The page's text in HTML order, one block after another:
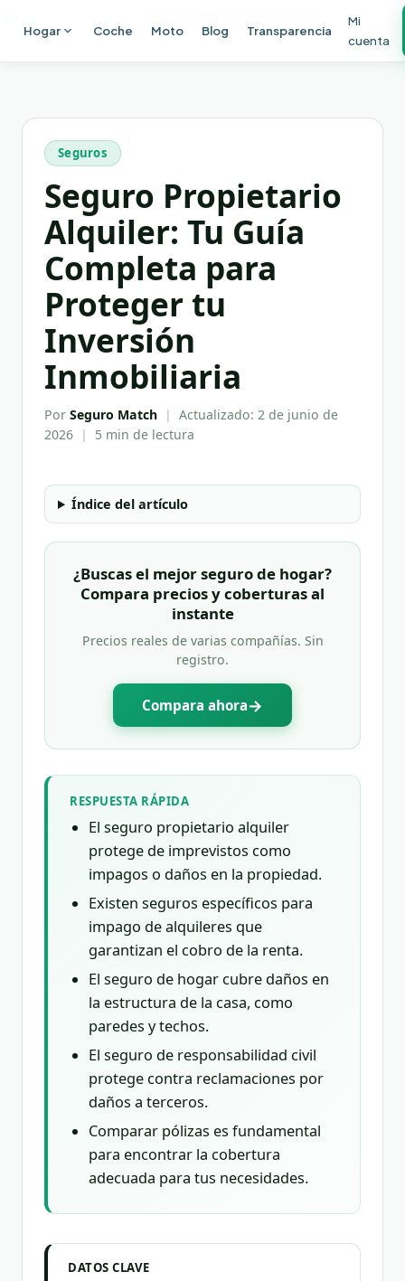
Hogar Coche Moto Blog Transparencia
Mi
cuenta
Seguros
Seguro Propietario
Alquiler: Tu Guía
Completa para
Proteger tu
Inversión
Inmobiliaria
Por Seguro Match | Actualizado: 2 de junio de
2026 | 5 min de lectura
Índice del artículo
¿Buscas el mejor seguro de hogar?
Compara precios y coberturas al
instante
Precios reales de varias compañías. Sin
registro.
Compara ahora→
RESPUESTA RÁPIDA
El seguro propietario alquiler
protege de imprevistos como
impagos o daños en la propiedad.
Existen seguros específicos para
impago de alquileres que
garantizan el cobro de la renta.
El seguro de hogar cubre daños en
la estructura de la casa, como
paredes y techos.
El seguro de responsabilidad civil
protege contra reclamaciones por
daños a terceros.
Comparar pólizas es fundamental
para encontrar la cobertura
adecuada para tus necesidades.
DATOS CLAVE